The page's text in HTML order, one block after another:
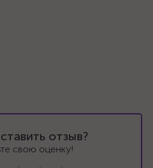
отзыв?
свою оценку!